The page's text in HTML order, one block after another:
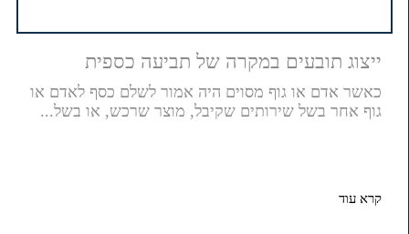
ייצוג תובעים במקרה של תביעה כספית
כאשר אדם או גוף מסוים היה אמור לשלם כסף לאדם או
גוף אחר בשל שירותים שקיבל, מוצר שרכש, או בשל...
קרא עוד